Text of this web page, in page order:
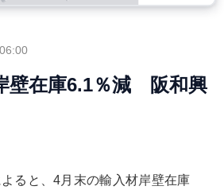
壁在庫6.1％減 阪和興
ると、4月末の輸入材岸壁在庫